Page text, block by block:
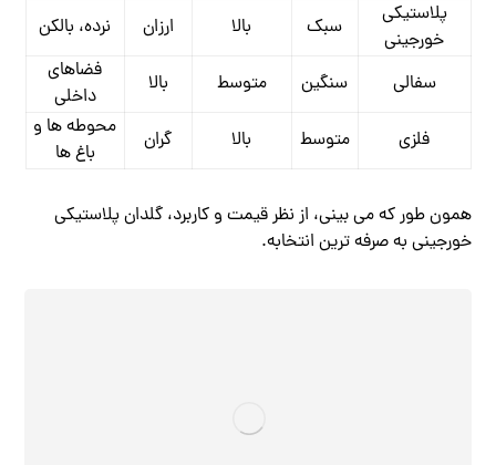
پلاستیکی
خورجینی
سبک بالا ارزان نرده، بالکن
سفالی سنگین متوسط بالا
فضاهای
داخلی
فلزی
متوسط بالا گران
محوطه‌ ها و
باغ ‌ها
همون‌ طور که می ‌بینی، از نظر قیمت و کاربرد، گلدان پلاستیکی
خورجینی به ‌صرفه‌ ترین انتخابه.